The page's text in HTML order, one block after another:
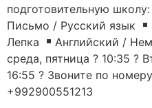
подготовительную школу:
Письмо / Русский язык
Лепка
Английский /
среда, пятница ? 10:35 ?
16:55 ? Звоните по
+992900551213